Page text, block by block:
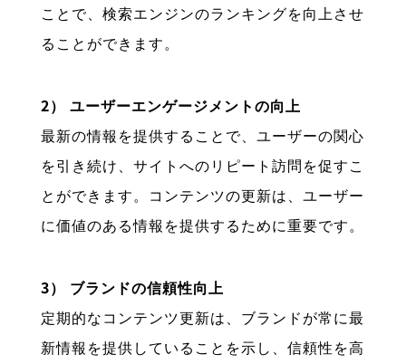
ことで、検索エンジンのランキングを向上させ
ることができます。
2） ユーザーエンゲージメントの向上
最新の情報を提供することで、ユーザーの関心
を引き続け、サイトへのリピート訪問を促すこ
とができます。コンテンツの更新は、ユーザー
に価値のある情報を提供するために重要です。
3） ブランドの信頼性向上
定期的なコンテンツ更新は、ブランドが常に最
新情報を提供していることを示し、信頼性を高